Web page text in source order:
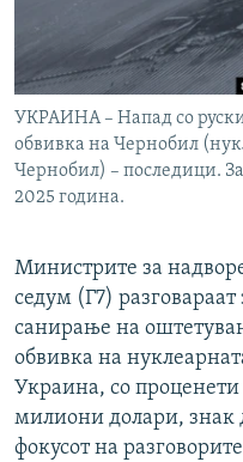
УКРАИНА – Напад со
обвивка на Чернобил
Чернобил) – последици.
2025 година.
Министрите за
седум (Г7)
санирање на
обвивка на
Украина, со
милиони долари, знак
фокусот на